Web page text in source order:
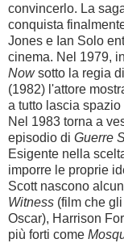
convincerlo. La
conquista
Jones e Ian Solo
cinema. Nel 1979,
Nowsotto la regia di
(1982) l'attore
a tutto lascia
Nel 1983 torna a
episodio di Guerre
Esigente nella
imporre le proprie
Scott nascono
Witness (film che
Oscar), Harrison
più forti come